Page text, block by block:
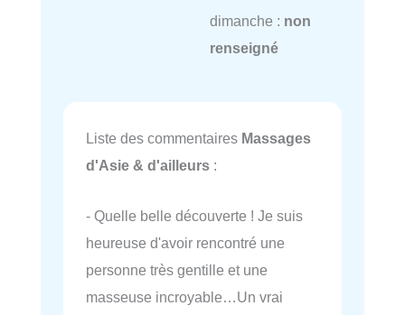
dimanche : non
renseigné
Liste des commentaires Massages
d'Asie & d'ailleurs :
- Quelle belle découverte ! Je suis
heureuse d'avoir rencontré une
personne très gentille et une
masseuse incroyable…Un vrai